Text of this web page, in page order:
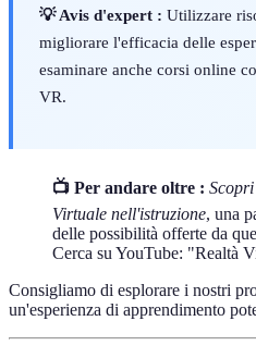
💡 Avis d'expert : Utilizzare
migliorare l'efficacia delle
esaminare anche corsi online
VR.
📺 Per andare oltre :
Virtuale nell'istruzione, una
delle possibilità offerte da
Cerca su YouTube: "Realtà
Consigliamo di esplorare i nostri
un'esperienza di apprendimento